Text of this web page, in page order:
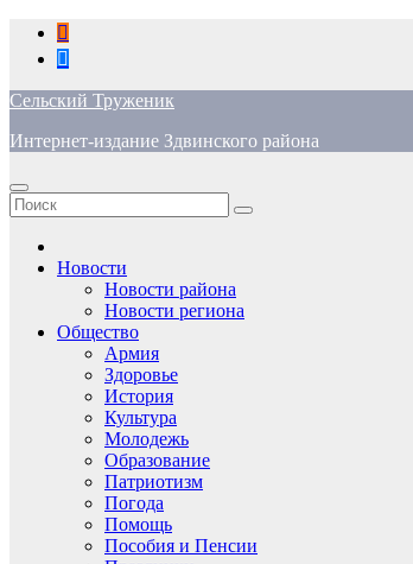
Перейти
содержимому
Сельский Труженик
Интернет-издание Здвинского района
Новости
Новости района
Новости региона
Общество
Армия
Здоровье
История
Культура
Молодежь
Образование
Патриотизм
Погода
Помощь
Пособия и Пенсии